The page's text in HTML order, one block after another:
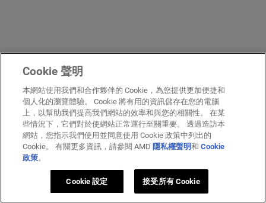
Cookie 聲明
本網站使用我們和合作夥伴的 Cookie，為您提供更加便捷和
個人化的瀏覽體驗。 Cookie 將有用的資訊儲存在您的電腦
上，以幫助我們提高我們網站的效率和與您的相關性。 在某
些情況下，它們對於使網站正常運行至關重要。 透過造訪本
網站，您指示我們使用並同意使用 Cookie 政策中列出的
Cookie。 有關更多資訊，請參閱 AMD 隱私權聲明和Cookie
政策。
Cookie 設定 接受所有 Cookie